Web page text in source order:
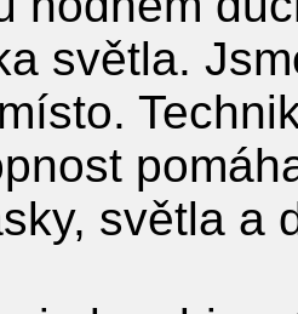
světla.
světla a